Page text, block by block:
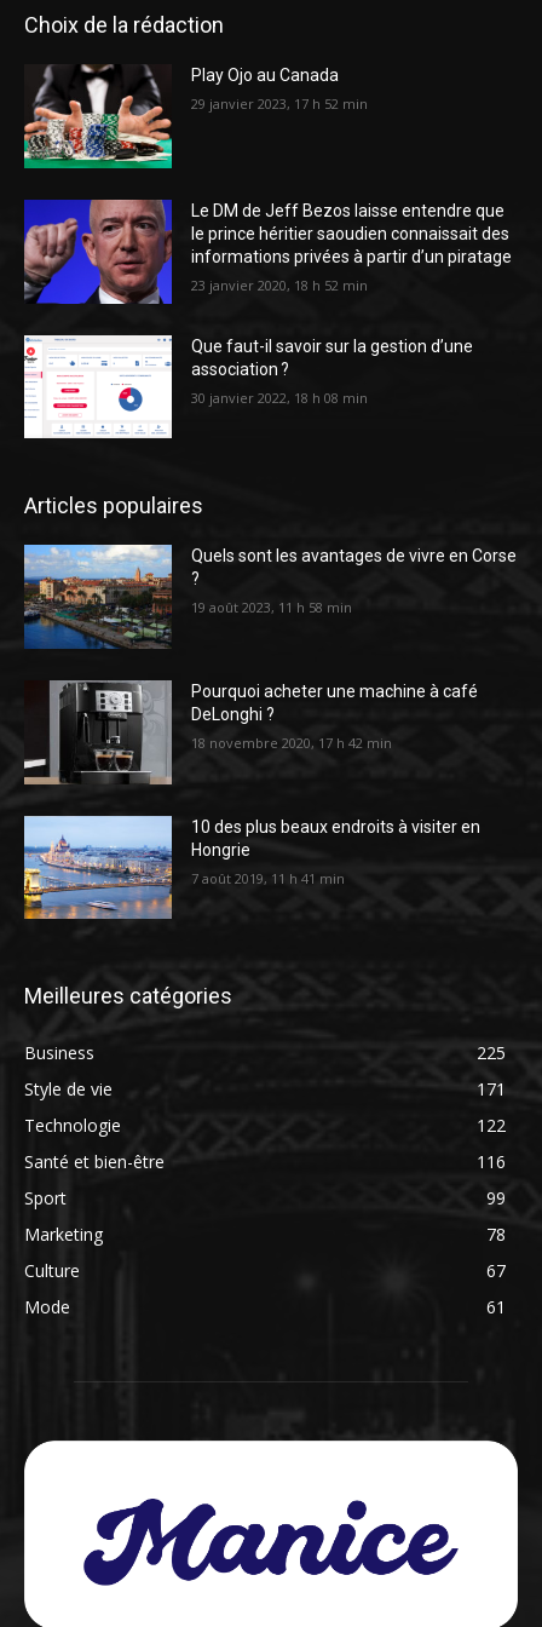
Choix de la rédaction
Play Ojo au Canada
29 janvier 2023, 17 h 52 min
Le DM de Jeff Bezos laisse entendre que
le prince héritier saoudien connaissait des
informations privées à partir d’un piratage
23 janvier 2020, 18 h 52 min
Que faut-il savoir sur la gestion d’une
association ?
30 janvier 2022, 18 h 08 min
Articles populaires
Quels sont les avantages de vivre en Corse
?
19 août 2023, 11 h 58 min
Pourquoi acheter une machine à café
DeLonghi ?
18 novembre 2020, 17 h 42 min
10 des plus beaux endroits à visiter en
Hongrie
7 août 2019, 11 h 41 min
Meilleures catégories
Business
225
Style de vie
171
Technologie
122
Santé et bien-être
116
Sport
99
Marketing
78
Culture
67
Mode
61